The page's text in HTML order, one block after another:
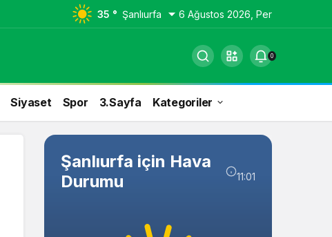
35 ° Şanlıurfa 6 Ağustos 2026, Per
0
Siyaset Spor 3.Sayfa Kategoriler
Şanlıurfa için Hava
Durumu
11:01